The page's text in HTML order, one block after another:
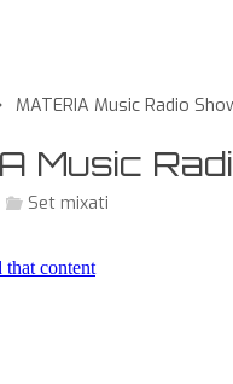
MATERIA Music Radio
Music
Set mixati